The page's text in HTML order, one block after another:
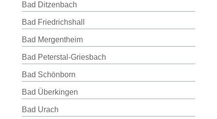
Bad Ditzenbach
Bad Friedrichshall
Bad Mergentheim
Bad Peterstal-Griesbach
Bad Schönborn
Bad Überkingen
Bad Urach